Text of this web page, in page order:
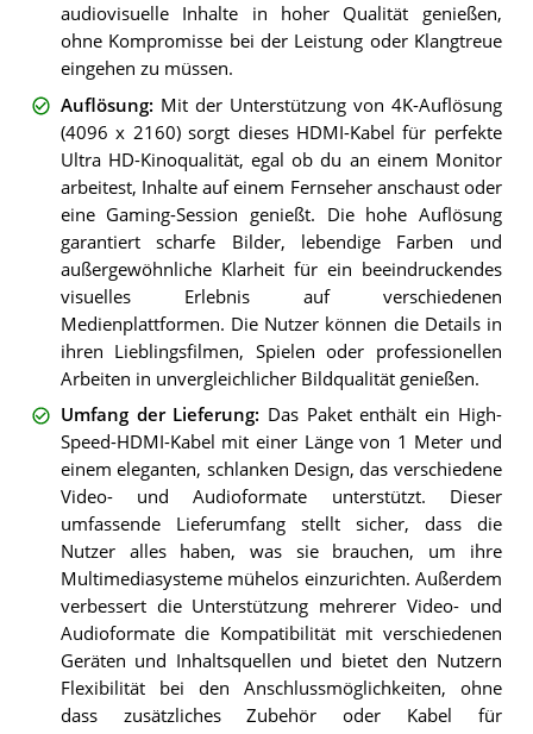
audiovisuelle Inhalte in hoher Qualität genießen,
ohne Kompromisse bei der Leistung oder Klangtreue
eingehen zu müssen.
Auflösung: Mit der Unterstützung von 4K-Auflösung
(4096 x 2160) sorgt dieses HDMI-Kabel für perfekte
Ultra HD-Kinoqualität, egal ob du an einem Monitor
arbeitest, Inhalte auf einem Fernseher anschaust oder
eine Gaming-Session genießt. Die hohe Auflösung
garantiert scharfe Bilder, lebendige Farben und
außergewöhnliche Klarheit für ein beeindruckendes
visuelles Erlebnis auf verschiedenen
Medienplattformen. Die Nutzer können die Details in
ihren Lieblingsfilmen, Spielen oder professionellen
Arbeiten in unvergleichlicher Bildqualität genießen.
Umfang der Lieferung: Das Paket enthält ein High-
Speed-HDMI-Kabel mit einer Länge von 1 Meter und
einem eleganten, schlanken Design, das verschiedene
Video- und Audioformate unterstützt. Dieser
umfassende Lieferumfang stellt sicher, dass die
Nutzer alles haben, was sie brauchen, um ihre
Multimediasysteme mühelos einzurichten. Außerdem
verbessert die Unterstützung mehrerer Video- und
Audioformate die Kompatibilität mit verschiedenen
Geräten und Inhaltsquellen und bietet den Nutzern
Flexibilität bei den Anschlussmöglichkeiten, ohne
dass zusätzliches Zubehör oder Kabel für